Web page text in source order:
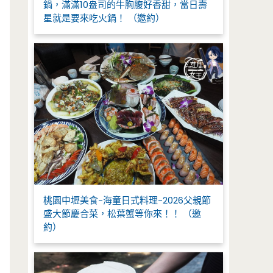
鍋，滿滿10盎司的牛胸腹好香甜，當日壽
星就是要來吃火鍋！ （邀約）
桃園中壢美食-海童日式料理-2026父親節
盛大節慶合菜，松葉蟹等你來！！ （邀
約）